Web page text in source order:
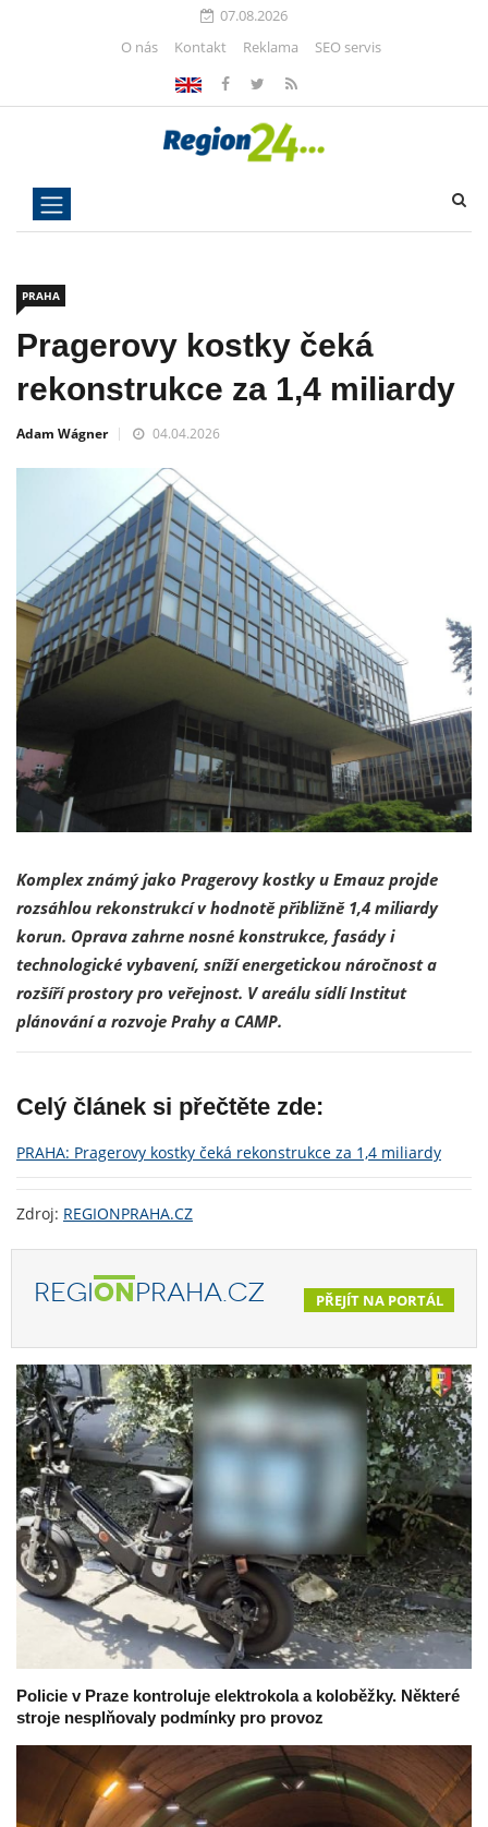
07.08.2026
O nás
Kontakt Reklama SEO servis
PRAHA
Pragerovy kostky čeká
rekonstrukce za 1,4 miliardy
Adam Wágner 04.04.2026
Komplex známý jako Pragerovy kostky u Emauz projde
rozsáhlou rekonstrukcí v hodnotě přibližně 1,4 miliardy
korun. Oprava zahrne nosné konstrukce, fasády i
technologické vybavení, sníží energetickou náročnost a
rozšíří prostory pro veřejnost. V areálu sídlí Institut
plánování a rozvoje Prahy a CAMP.
Celý článek si přečtěte zde:
PRAHA: Pragerovy kostky čeká rekonstrukce za 1,4 miliardy
Zdroj: REGIONPRAHA.CZ
REGIONPRAHA.CZ PŘEJÍT NA PORTÁL
Policie v Praze kontroluje elektrokola a koloběžky. Některé
stroje nesplňovaly podmínky pro provoz